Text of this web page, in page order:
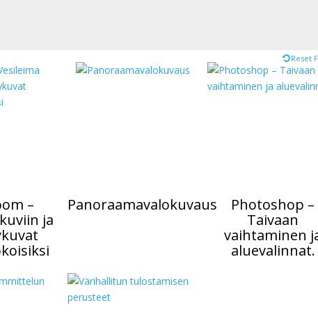
Reset
–
ja
Panoraamavalokuvaus
Photoshop –
Taivaan
vaihtaminen
aluevalinnat.